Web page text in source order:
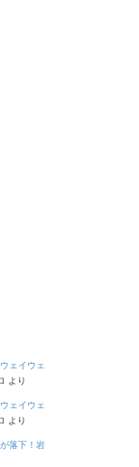
ェイウェ
より
ェイウェ
より
落下！岩